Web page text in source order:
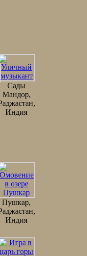
Сады
Мандор,
Индия
Пушкар,
Индия